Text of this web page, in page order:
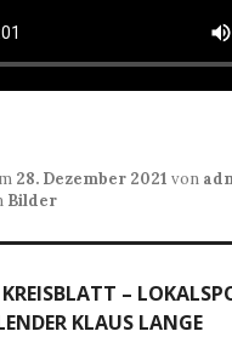
28. Dezember 2021 von
Bilder
–
KLAUS LANGE